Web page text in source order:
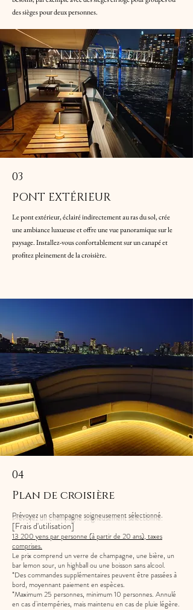
des sièges pour deux personnes.
03
PONT EXTÉRIEUR
Le pont extérieur, éclairé indirectement au ras du sol, crée
une ambiance luxueuse et offre une vue panoramique sur le
paysage. Installez-vous confortablement sur un canapé et
profitez pleinement de la croisière.
04
Plan de croisière
Prévoyez un champagne soigneusement sélectionné.
[Frais d'utilisation]
13 200 yens par personne (à partir de 20 ans), taxes
comprises.
Le prix comprend un verre de champagne, une bière, un
bar lemon sour, un highball ou une boisson sans alcool.
*Des commandes supplémentaires peuvent être passées à
bord, moyennant paiement en espèces.
*Maximum 25 personnes, minimum 10 personnes. Annulé
en cas d'intempéries, mais maintenu en cas de pluie légère.